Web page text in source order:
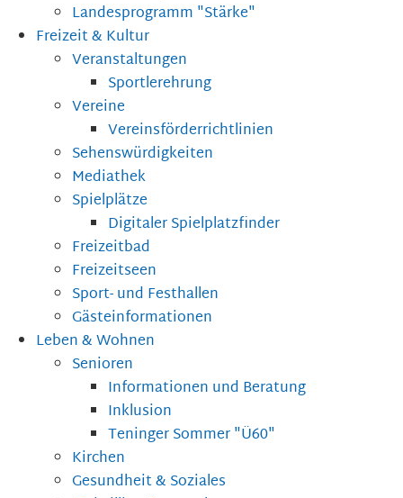
Landesprogramm "Stärke"
Freizeit & Kultur
Veranstaltungen
Sportlerehrung
Vereine
Vereinsförderrichtlinien
Sehenswürdigkeiten
Mediathek
Spielplätze
Digitaler Spielplatzfinder
Freizeitbad
Freizeitseen
Sport- und Festhallen
Gästeinformationen
Leben & Wohnen
Senioren
Informationen und Beratung
Inklusion
Teninger Sommer "Ü60"
Kirchen
Gesundheit & Soziales